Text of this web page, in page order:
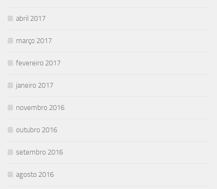
abril 2017
março 2017
fevereiro 2017
janeiro 2017
novembro 2016
outubro 2016
setembro 2016
agosto 2016